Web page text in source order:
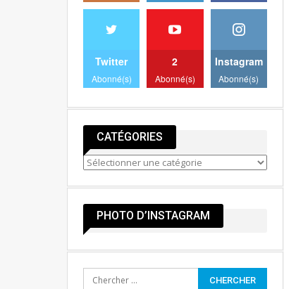
Twitter
Abonné(s)
2
Abonné(s)
Instagram
Abonné(s)
CATÉGORIES
Catégories
PHOTO D’INSTAGRAM